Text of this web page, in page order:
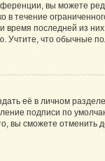
вы можете
в течение
время последней из
что обычные
её в личном
подписи по
вы сможете